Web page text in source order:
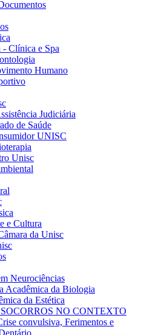
- Clínica e Spa
Humano
Judiciária
de Saúde
UNISC
Unisc
e Cultura
da Unisc
Neurociências
Acadêmica da Biologia
da Estética
NO CONTEXTO
convulsiva, Ferimentos e